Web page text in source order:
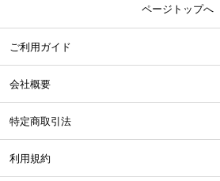
ページトップへ
ご利用ガイド
会社概要
特定商取引法
利用規約